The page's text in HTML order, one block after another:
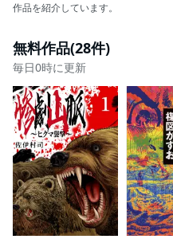
作品を紹介しています。
無料作品(28件)
毎日0時に更新